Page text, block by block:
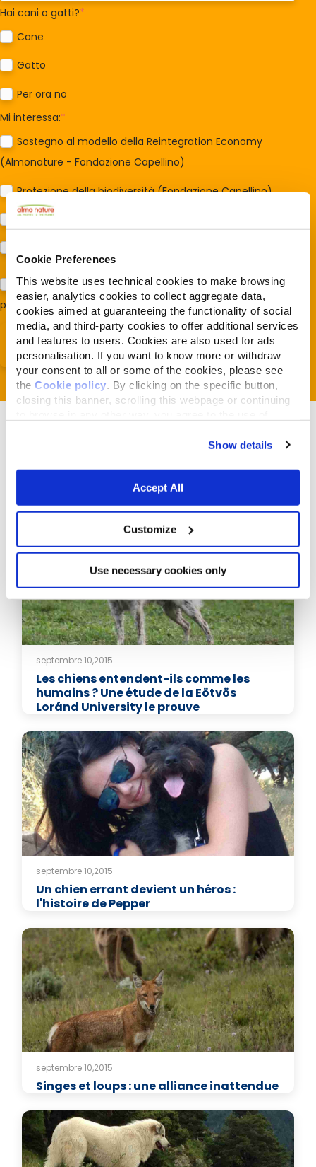
Cookie Preferences
This website uses technical cookies to make browsing
easier, analytics cookies to collect aggregate data,
cookies aimed at guaranteeing the functionality of social
media, and third-party cookies to offer additional services
and features to users. Cookies are also used for ads
personalisation. If you want to know more or withdraw
your consent to all or some of the cookies, please see
the Cookie policy . By clicking on the specific button,
closing this banner, scrolling this webpage or continuing
Show details
Accept All
Customize
Use necessary cookies only
Hai cani o gatti?*
Cane
Gatto
Per ora no
Mi interessa:*
Sostegno al modello della Reintegration Economy
(Almonature - Fondazione Capellino)
Protezione della biodiversità (Fondazione Capellino)
Protezione dei cani e dei gatti (Almo Nature)
Acconsento al trattamento dei miei dati e dichiaro di aver
preso visione dellaPrivacy Policy*
Articles liés
septembre 10,2015
Les chiens entendent-ils comme les
humains ? Une étude de la Eötvös
Loránd University le prouve
septembre 10,2015
Un chien errant devient un héros :
l'histoire de Pepper
septembre 10,2015
Singes et loups : une alliance inattendue